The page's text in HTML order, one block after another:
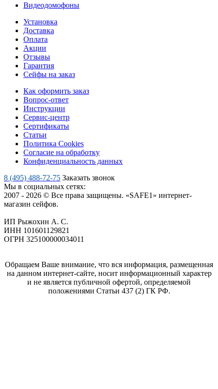
Видеодомофоны
Установка
Доставка
Оплата
Акции
Отзывы
Гарантия
Сейфы на заказ
Как оформить заказ
Вопрос-ответ
Инструкции
Сервис-центр
Сертификаты
Статьи
Политика Cookies
Согласие на обработку
Конфиденциальность данных
8 (495) 488-72-75 Заказать звонок
Мы в социальных сетях:
2007 - 2026 © Все права защищены. «SAFE1» интернет-
магазин сейфов.
ИП Рыжохин А. С.
ИНН 101601129821
ОГРН 325100000034011
Обращаем Ваше внимание, что вся информация, размещенная
на данном интернет-сайте, носит информационный характер
и не является публичной офертой, определяемой
положениями Статьи 437 (2) ГК РФ.